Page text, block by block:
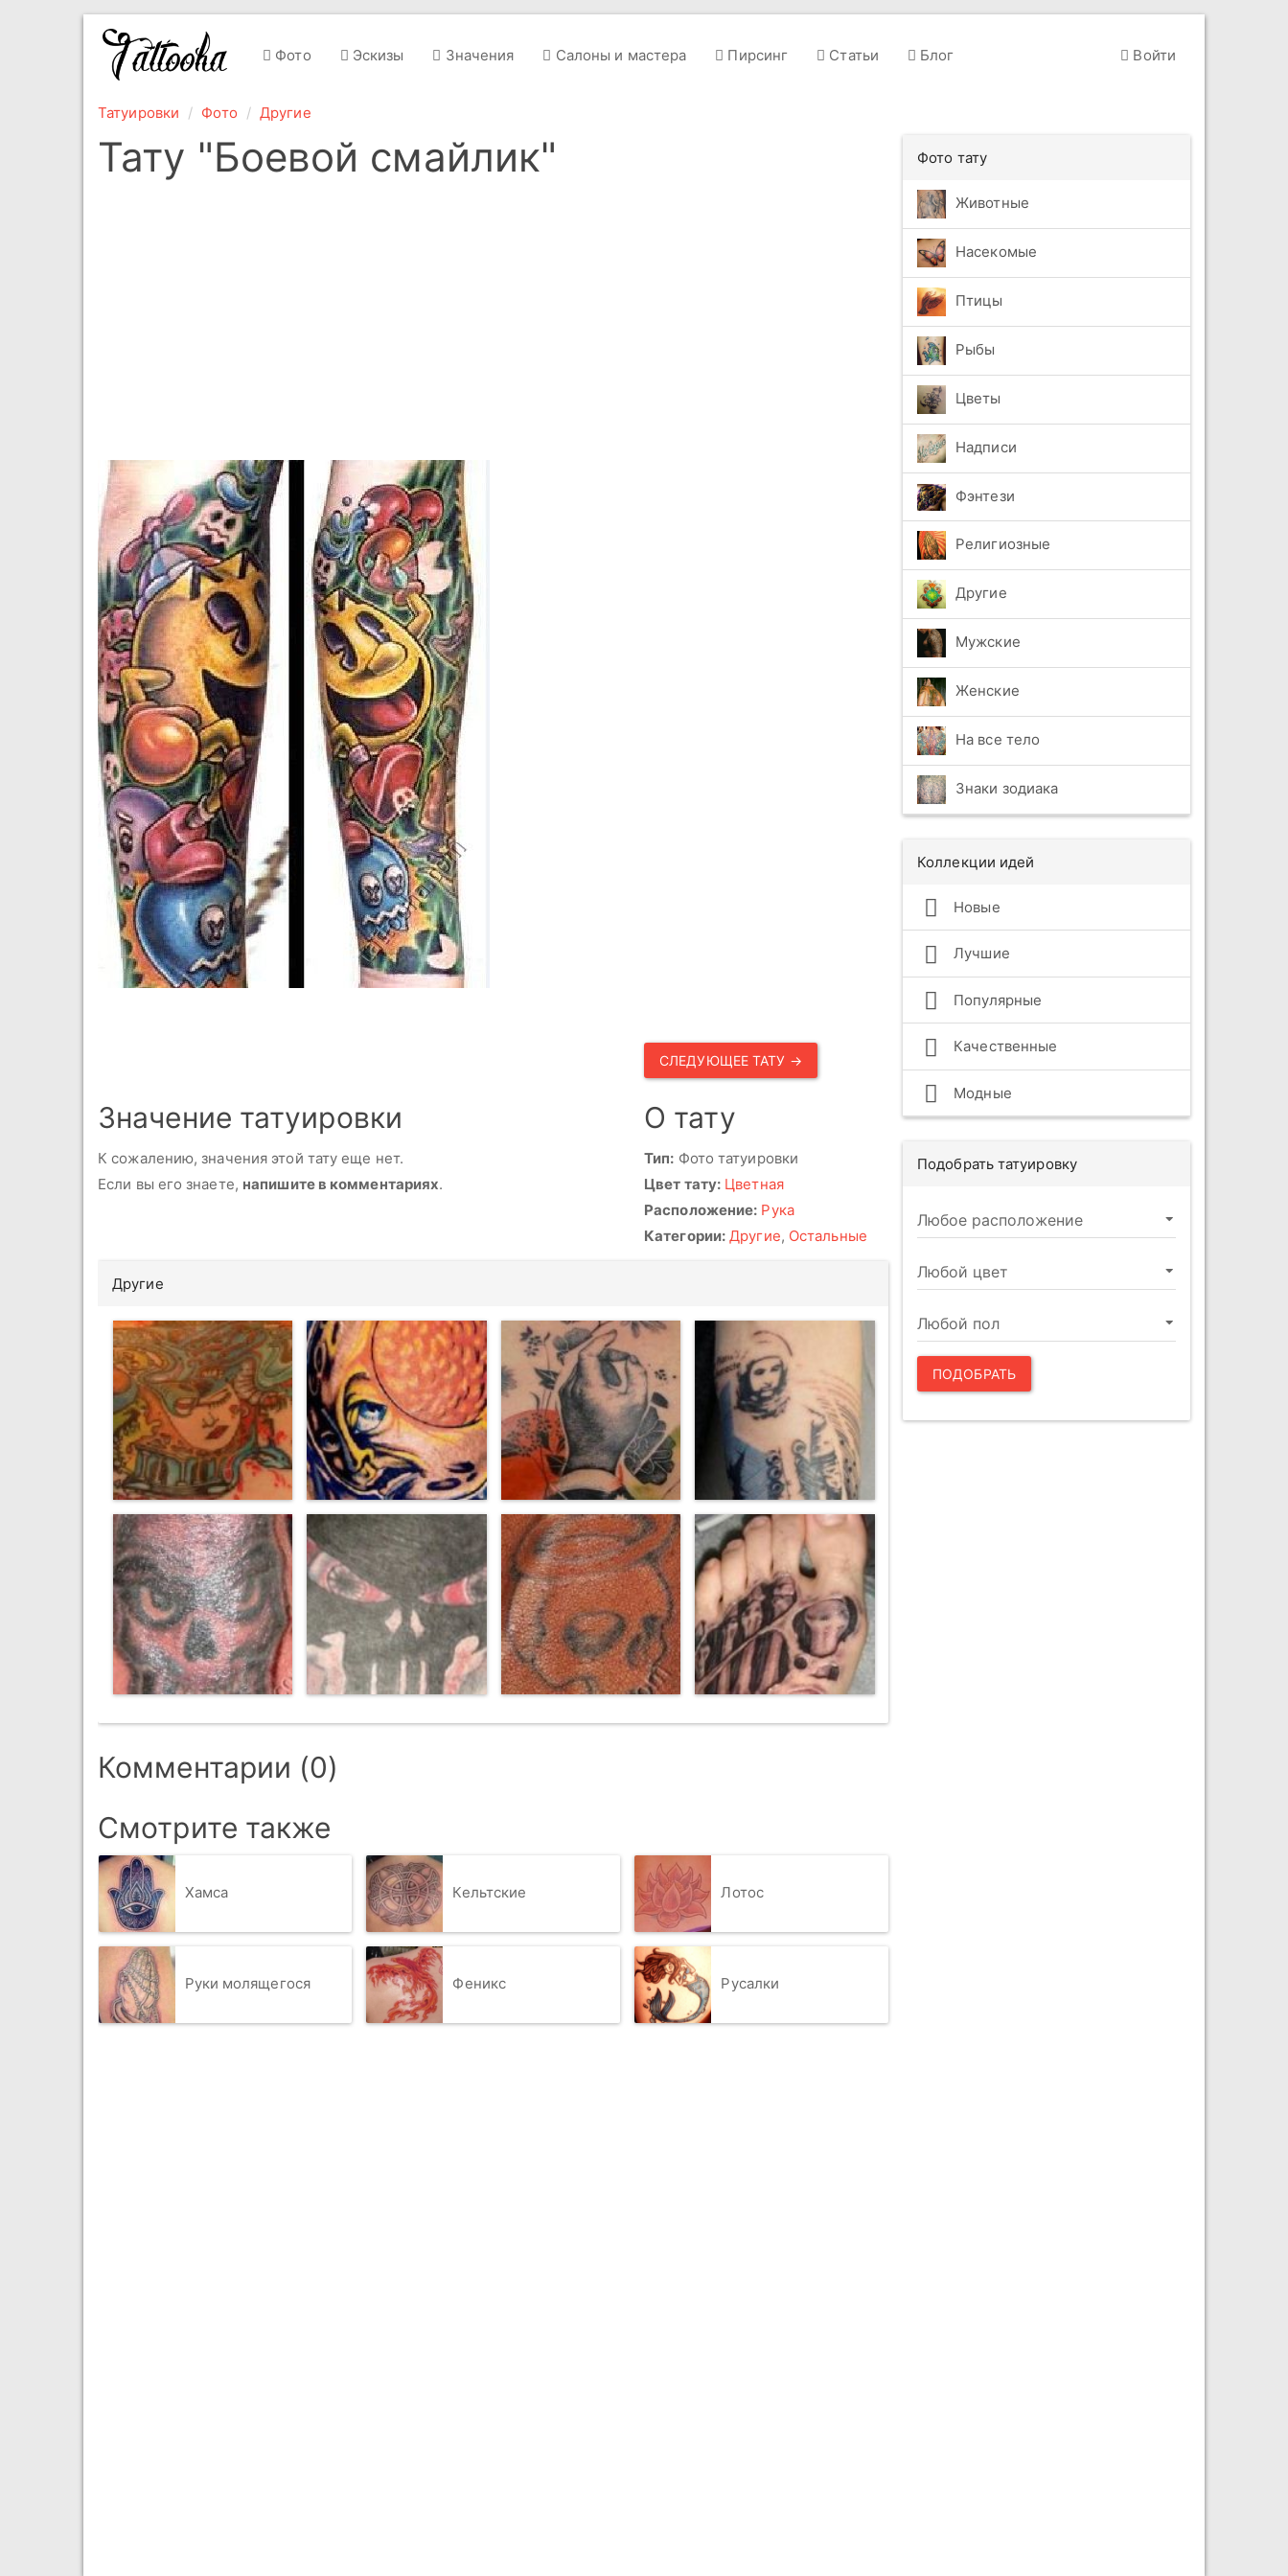
Фото Эскизы Значения Салоны и мастера Пирсинг Статьи Блог Войти
Татуировки Фото Другие
Тату "Боевой смайлик"
СЛЕДУЮЩЕЕ ТАТУ →
Значение татуировки
К сожалению, значения этой тату еще нет.
Если вы его знаете, напишите в комментариях.
О тату
Тип: Фото татуировки
Цвет тату: Цветная
Расположение: Рука
Категории: Другие, Остальные
Другие
Комментарии (0)
Смотрите также
Хамса Кельтские Лотос
Руки молящегося Феникс Русалки
Фото тату
Животные
Насекомые
Птицы
Рыбы
Цветы
Надписи
Фэнтези
Религиозные
Другие
Мужские
Женские
На все тело
Знаки зодиака
Коллекции идей
Новые
Лучшие
Популярные
Качественные
Модные
Подобрать татуировку
ПОДОБРАТЬ